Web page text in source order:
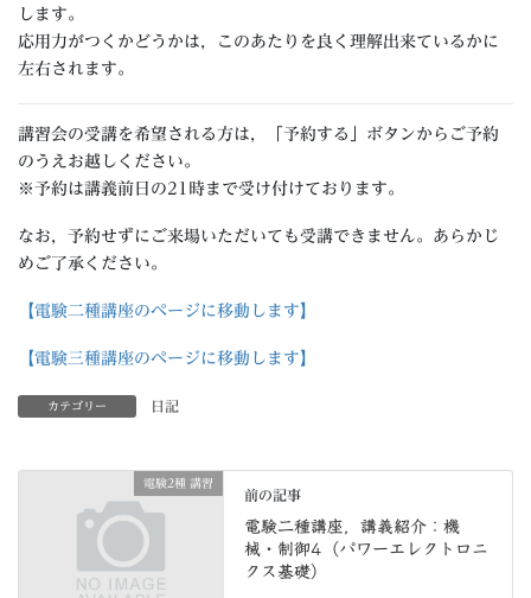
します。
応用力がつくかどうかは，このあたりを良く理解出来ているかに
左右されます。
講習会の受講を希望される方は，「予約する」ボタンからご予約
のうえお越しください。
※予約は講義前日の21時まで受け付けております。
なお，予約せずにご来場いただいても受講できません。あらかじ
めご了承ください。
【電験二種講座のページに移動します】
【電験三種講座のページに移動します】
カテゴリー 日記
電験2種 講習
前の記事
電験二種講座，講義紹介：機
械・制御4（パワーエレクトロニ
クス基礎）